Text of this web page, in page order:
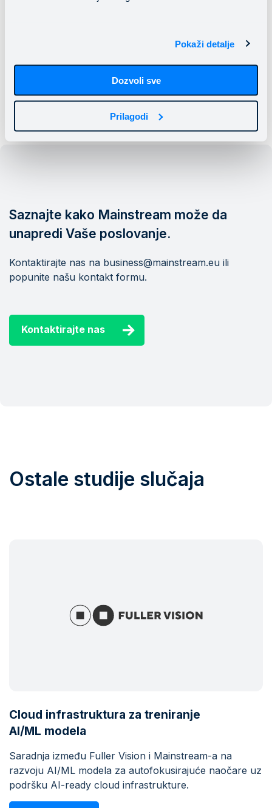
Pokaži detalje
Dozvoli sve
Prilagodi
planiranje i upravljanje sportskim kapacitetima.
Vebsajt:https://www.sport-ljubljana.si
Saznajte kako Mainstream može da
unapredi Vaše poslovanje.
Kontaktirajte nas na business@mainstream.eu ili
popunite našu kontakt formu.
Kontaktirajte nas
Ostale studije slučaja
Cloud infrastruktura za treniranje
AI/ML modela
Saradnja između Fuller Vision i Mainstream-a na
razvoju AI/ML modela za autofokusirajuće naočare uz
podršku AI-ready cloud infrastrukture.